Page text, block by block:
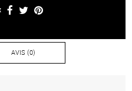
AVIS (0)